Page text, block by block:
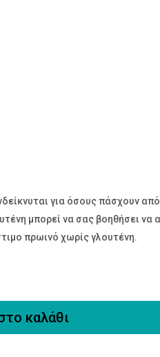
για όσους πάσχουν
μπορεί να σας βοηθήσει να
πρωινό χωρίς γλουτένη.
καλάθι